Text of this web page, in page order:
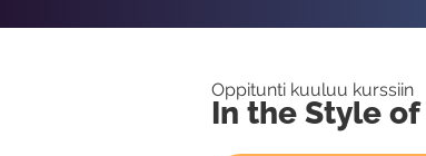
Oppitunti kuuluu kurssiin
In the Style